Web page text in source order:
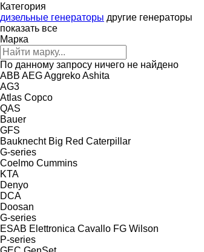
Категория
дизельные генераторы другие генераторы
показать все
Марка
По данному запросу ничего не найдено
ABB AEGAggrekoAshita
AG3
Atlas Copco
QAS
Bauer
GFS
Bauknecht Big Red Caterpillar
G-series
Coelmo Cummins
KTA
Denyo
DCA
Doosan
G-series
ESAB Elettronica Cavallo FG Wilson
P-series